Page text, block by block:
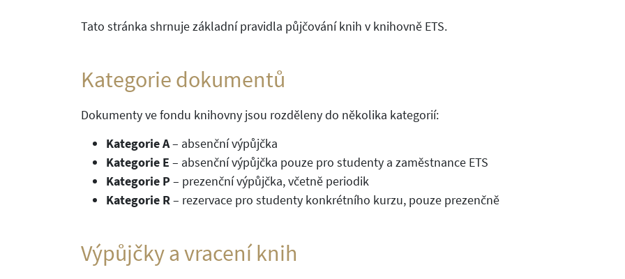
Tato stránka shrnuje základní pravidla půjčování knih v knihovně ETS.
Kategorie dokumentů
Dokumenty ve fondu knihovny jsou rozděleny do několika kategorií:
Kategorie A– absenční výpůjčka
Kategorie E – absenční výpůjčka pouze pro studenty a zaměstnance ETS
Kategorie P – prezenční výpůjčka, včetně periodik
Kategorie R– rezervace pro studenty konkrétního kurzu, pouze prezenčně
Výpůjčky a vracení knih